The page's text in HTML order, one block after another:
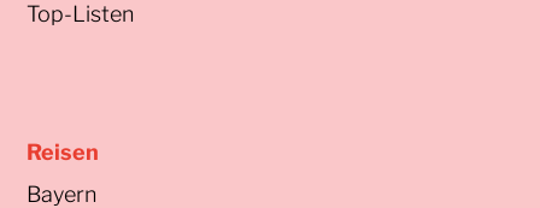
Top-Listen
Reisen
Bayern